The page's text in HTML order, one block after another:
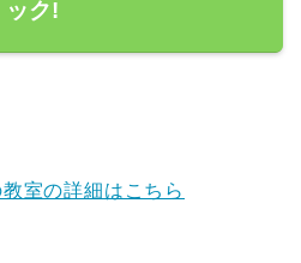
ック!
室の詳細はこちら